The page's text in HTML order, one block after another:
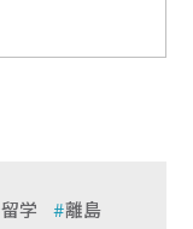
留学 離島